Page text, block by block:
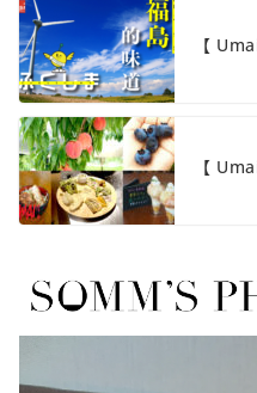
【
【